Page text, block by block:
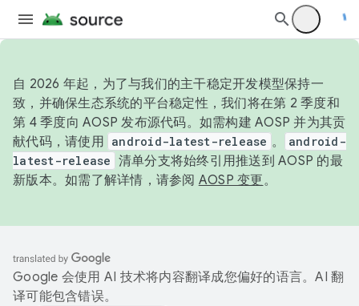
自 2026 年起，为了与我们的主干稳定开发模型保持一
致，并确保生态系统的平台稳定性，我们将在第 2 季度和
第 4 季度向 AOSP 发布源代码。如需构建 AOSP 并为其贡
献代码，请使用 android-latest-release 。
android-
latest-release 清单分支将始终引用推送到 AOSP 的最
新版本。如需了解详情，请参阅 AOSP 变更。
Google 会使用 AI 技术将内容翻译成您偏好的语言。AI 翻
译可能包含错误。